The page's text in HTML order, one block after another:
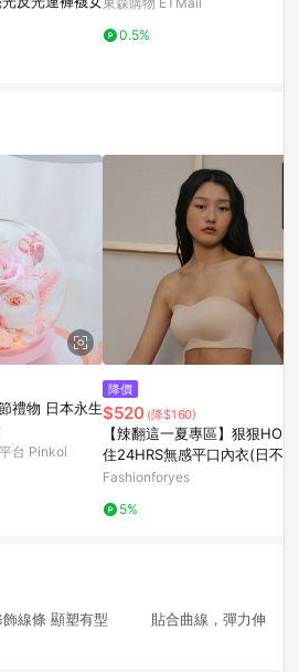
0.5%
禮物 日本永生
台 Pinkoi
降價
$520 (降$160)
【辣翻這一夏專區】狠狠HOLD
住24HRS無感平口內衣(日不落
款)
Fashionforyes
5%
線條 顯塑有型 貼合曲線，彈力伸